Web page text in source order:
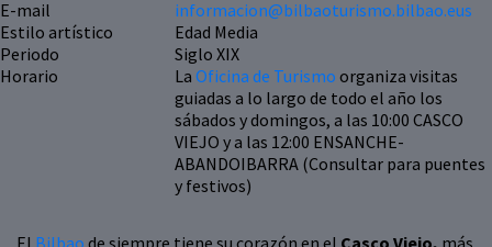
E-mail
informacion@bilbaoturismo.bilbao.eus
Estilo artístico
Edad Media
Periodo
Siglo XIX
Horario
LaOficina de Turismo organiza visitas
guiadas a lo largo de todo el año los
sábados y domingos, a las 10:00 CASCO
VIEJO y a las 12:00 ENSANCHE-
ABANDOIBARRA (Consultar para puentes
y festivos)